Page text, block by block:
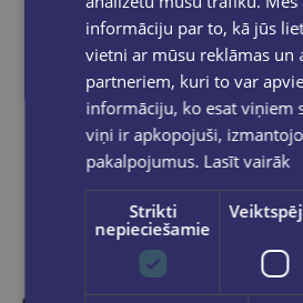
Share on social networks:
informāciju par to, kā jūs
vietni ar mūsu reklāmas un
partneriem, kuri to var
informāciju, ko esat viņiem
viņi ir apkopojuši,
pakalpojumus. Lasīt vairāk
Strikti
nepieciešamie